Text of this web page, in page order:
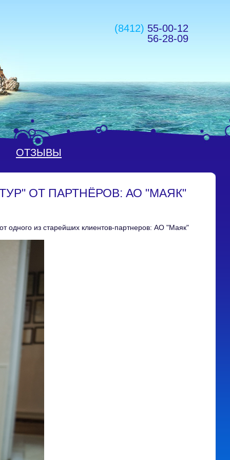
(8412) 55-00-12
56-28-09
ОТЗЫВЫ
ОТ ПАРТНЁРОВ: АО "МАЯК"
одного из старейших клиентов-партнеров: АО "Маяк"